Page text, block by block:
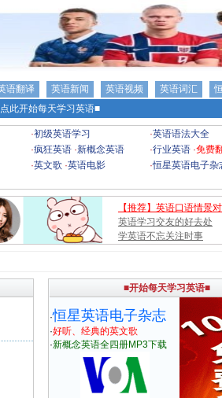
语翻译 英语新闻 英语视频 英语词汇
此开始每天学习英语■
·初级英语学习 ·英语语法大全
·疯狂英语 ·新概念英语 ·行业英语 ·免费
·英文歌 ·英语电影 ·恒星英语电子杂
【推荐】英语口语情景
英语学习交友的好去处
学英语不忘关注时事
■开始每天学习英语■
·恒星英语电子杂志
·好听、经典的英文歌
·新概念英语全四册MP3下载